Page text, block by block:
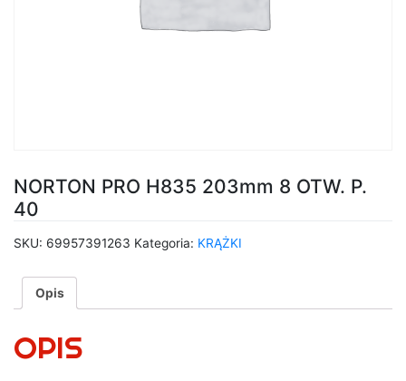
NORTON PRO H835 203mm 8 OTW. P.
40
SKU: 69957391263 Kategoria: KRĄŻKI
Opis
OPIS